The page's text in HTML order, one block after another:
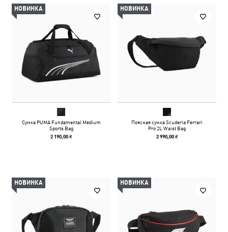
НОВИНКА
Сумка PUMA Fundamental Medium
Sports Bag
2 190,00 ₴
НОВИНКА
Поясная сумка Scuderia Ferrari
Pro 2L Waist Bag
2 990,00 ₴
НОВИНКА НОВИНКА